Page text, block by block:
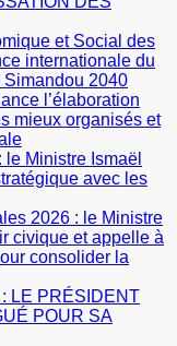
et Social des
internationale du
Simandou 2040
l’élaboration
mieux organisés et
Ministre Ismaël
avec les
2026 : le Ministre
civique et appelle à
consolider la
LE PRÉSIDENT
POUR SA